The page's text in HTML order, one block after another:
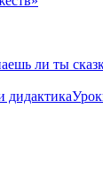
ли ты
дидактика